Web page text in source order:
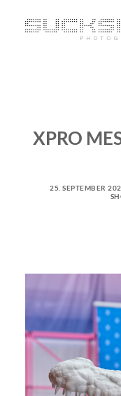
PERSONAL
XPRO
25. SEPTEMBER